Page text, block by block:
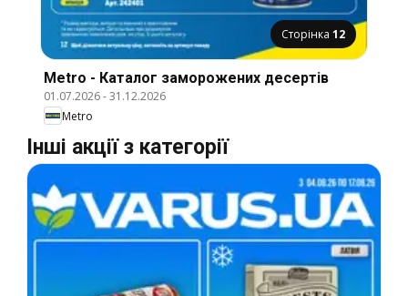
Сторінка 12
Metro - Каталог заморожених десертів
01.07.2026-31.12.2026
Metro
Інші акції з категорії